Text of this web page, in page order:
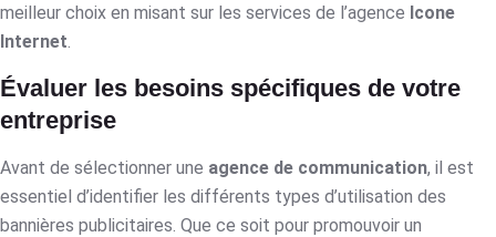
meilleur choix en misant sur les services de l’agence Icone
Internet
Évaluer les besoins spécifiques de votre
entreprise
Avant de sélectionner une agence de communication, il est
essentiel d’identifier les différents types d’utilisation des
bannières publicitaires. Que ce soit pour promouvoir un